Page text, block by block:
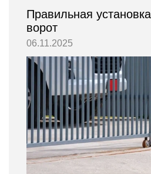
Правильная
ворот
06.11.2025